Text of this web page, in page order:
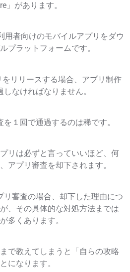
」があります。
用者向けのモバイルアプリをダウ
プラットフォームです。
リリースする場合、アプリ制作
なければなりません。
１回で通過するのは稀です。
リは必ずと言っていいほど、何
アプリ審査を却下されます。
リ審査の場合、却下した理由につ
、その具体的な対処方法までは
多くあります。
で教えてしまうと「自らの攻略
になります。